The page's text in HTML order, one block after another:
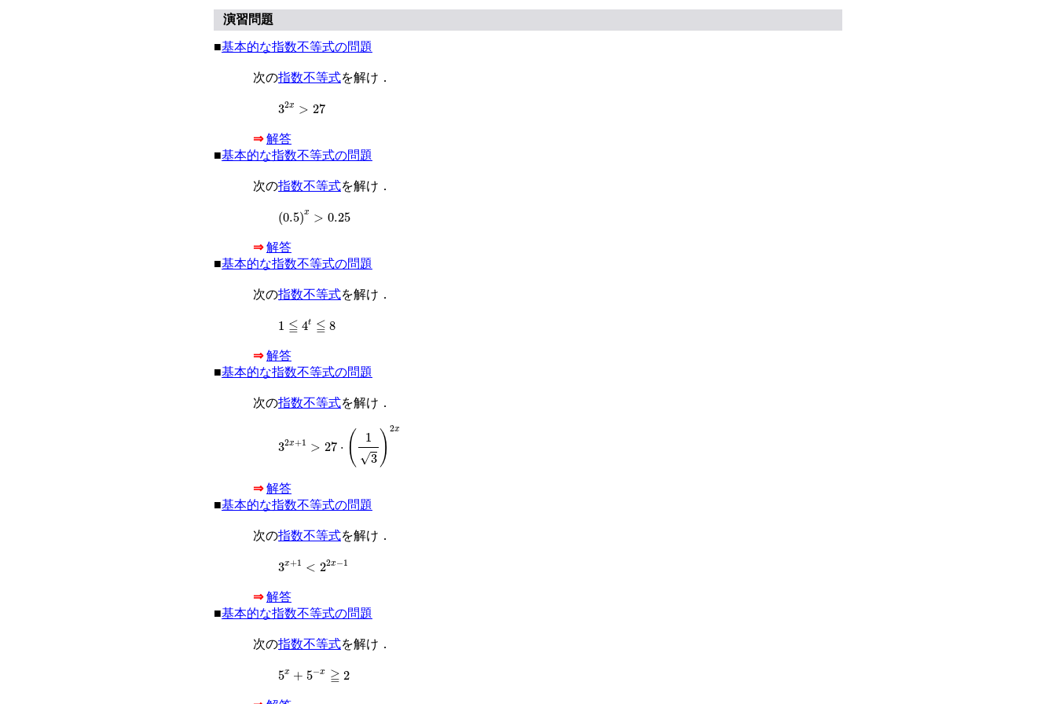
演習問題
■基本的な指数不等式の問題
次の指数不等式を解け．
32x > 27
32x 27
⇒ 解答
■基本的な指数不等式の問題
次の指数不等式を解け．
(0.5)x > 0.25
(0.5)x> 0.25
⇒ 解答
■基本的な指数不等式の問題
次の指数不等式を解け．
1 ≦ 4t ≦ 8
1 ≦4 ≦
⇒ 解答
■基本的な指数不等式の問題
次の指数不等式を解け．
32x+1 > 27 ⋅ (
1
√3 ) 2x
2
⇒ 解答
■基本的な指数不等式の問題
次の指数不等式を解け．
3x+1 < 22x−1
3x + 1 2x−
⇒ 解答
■基本的な指数不等式の問題
次の指数不等式を解け．
5x + 5−x ≧ 2
5x 5 −x≧ 2